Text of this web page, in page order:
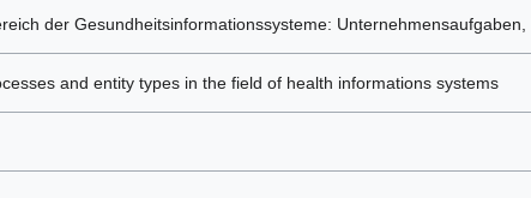
der Gesundheitsinformationssysteme:
and entity types in the field of health informations systems